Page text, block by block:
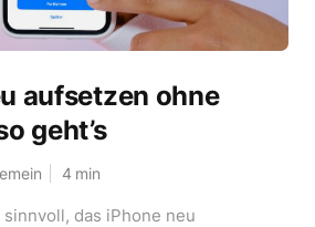
aufsetzen ohne
geht’s
4 min
das iPhone neu